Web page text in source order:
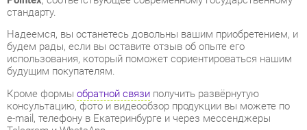
Кроме формыобратной связиполучить развёрнутую
консультацию, фото и видеообзор продукции вы можете по
e-mail, телефону в Екатеринбурге и через мессенджеры
Telegram и WhatsApp.
Готовые комплекты также можно сравнить между собой в
нашем шоу-руме и купить Комплект мебели для
переговорной POINTEX Tess Metal TES04 Орех,
самостоятельно забрав его с нашего центрального склада в
г. Екатеринбург. Полный список адресов и магазинов
смотрите на страницеконтактов .